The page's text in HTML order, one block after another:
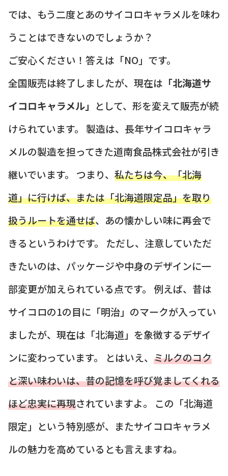
では、もう二度とあのサイコロキャラメルを味わ
うことはできないのでしょうか？
ご安心ください！答えは「NO」です。
全国販売は終了しましたが、現在は 「北海道サ
イコロキャラメル」 として、形を変えて販売が続
けられています。 製造は、長年サイコロキャラ
メルの製造を担ってきた道南食品株式会社が引き
継いでいます。 つまり、 私たちは今、「北海
道」に行けば、または「北海道限定品」を取り
扱うルートを通せば、あの懐かしい味に再会で
きるというわけです。 ただし、注意していただ
きたいのは、パッケージや中身のデザインに一
部変更が加えられている点です。 例えば、昔は
サイコロの1の目に「明治」のマークが入ってい
ましたが、現在は「北海道」を象徴するデザイ
ンに変わっています。 とはいえ、 ミルクのコク
と深い味わいは、昔の記憶を呼び覚ましてくれる
ほど忠実に再現されていますよ。 この「北海道
限定」という特別感が、またサイコロキャラメ
ルの魅力を高めているとも言えますね。